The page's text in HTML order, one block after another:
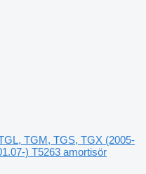
TGM, TGS, TGX (2005-
) T5263 amortisör